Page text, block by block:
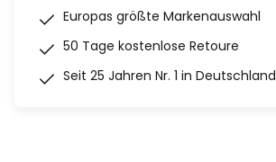
Europas größte Markenauswahl
50 Tage kostenlose Retoure
Seit 25 Jahren Nr. 1 in Deutschland